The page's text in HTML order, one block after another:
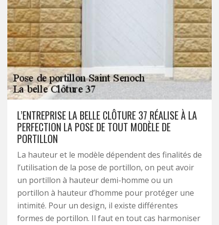
L’ENTREPRISE LA BELLE CLÔTURE 37 RÉALISE À LA
PERFECTION LA POSE DE TOUT MODÈLE DE
PORTILLON
La hauteur et le modèle dépendent des finalités de
l’utilisation de la pose de portillon, on peut avoir
un portillon à hauteur demi-homme ou un
portillon à hauteur d’homme pour protéger une
intimité. Pour un design, il existe différentes
formes de portillon. Il faut en tout cas harmoniser